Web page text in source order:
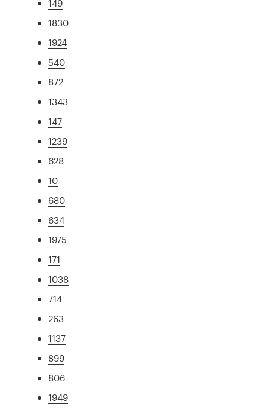
149
1830
1924
540
872
1343
147
1239
628
10
680
634
1975
171
1038
714
263
1137
899
806
1949